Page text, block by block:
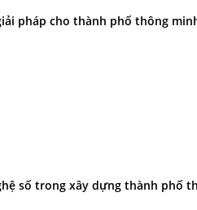
pháp cho thành phố thông
số trong xây dựng thành phố